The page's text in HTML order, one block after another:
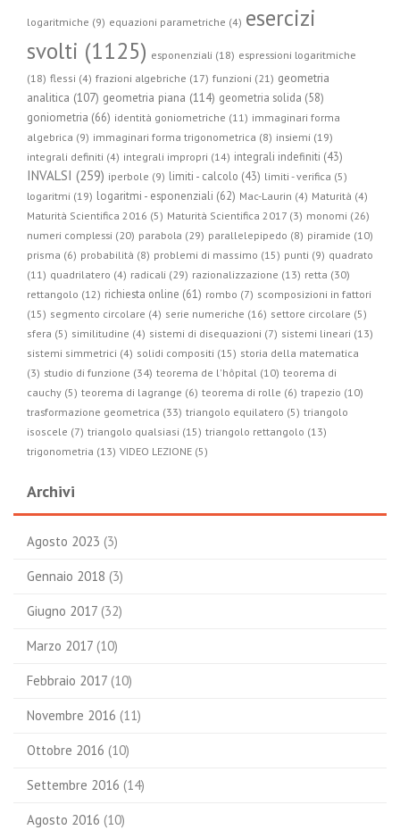
logaritmiche (9) equazioni parametriche (4) esercizi
svolti (1125) esponenziali (18) espressioni logaritmiche
(18) flessi (4) frazioni algebriche (17) funzioni (21) geometria
analitica (107) geometria piana (114) geometria solida (58)
goniometria (66) identità goniometriche (11) immaginari forma
algebrica (9) immaginari forma trigonometrica (8) insiemi (19)
integrali definiti (4) integrali impropri (14) integrali indefiniti (43)
INVALSI (259) iperbole (9) limiti - calcolo (43) limiti - verifica (5)
logaritmi (19) logaritmi - esponenziali (62) Mac-Laurin (4) Maturità (4)
Maturità Scientifica 2016 (5) Maturità Scientifica 2017 (3) monomi (26)
numeri complessi (20) parabola (29) parallelepipedo (8) piramide (10)
prisma (6) probabilità (8) problemi di massimo (15) punti (9) quadrato
(11) quadrilatero (4) radicali (29) razionalizzazione (13) retta (30)
rettangolo (12) richiesta online (61) rombo (7) scomposizioni in fattori
(15) segmento circolare (4) serie numeriche (16) settore circolare (5)
sfera (5) similitudine (4) sistemi di disequazioni (7) sistemi lineari (13)
sistemi simmetrici (4) solidi compositi (15) storia della matematica
(3) studio di funzione (34) teorema de l'hôpital (10) teorema di
cauchy (5) teorema di lagrange (6) teorema di rolle (6) trapezio (10)
trasformazione geometrica (33) triangolo equilatero (5) triangolo
isoscele (7) triangolo qualsiasi (15) triangolo rettangolo (13)
trigonometria (13) VIDEO LEZIONE (5)
Archivi
Agosto 2023 (3)
Gennaio 2018 (3)
Giugno 2017 (32)
Marzo 2017 (10)
Febbraio 2017 (10)
Novembre 2016 (11)
Ottobre 2016 (10)
Settembre 2016 (14)
Agosto 2016 (10)